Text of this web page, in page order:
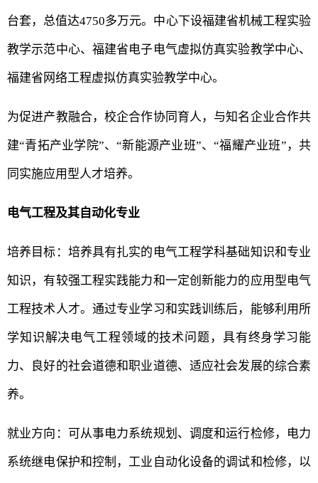
台套，总值达4750多万元。中心下设福建省机械工程实验
教学示范中心、福建省电子电气虚拟仿真实验教学中心、
福建省网络工程虚拟仿真实验教学中心。
为促进产教融合，校企合作协同育人，与知名企业合作共
建“青拓产业学院”、“新能源产业班”、“福耀产业班”，共
同实施应用型人才培养。
电气工程及其自动化专业
培养目标：培养具有扎实的电气工程学科基础知识和专业
知识，有较强工程实践能力和一定创新能力的应用型电气
工程技术人才。通过专业学习和实践训练后，能够利用所
学知识解决电气工程领域的技术问题，具有终身学习能
力、良好的社会道德和职业道德、适应社会发展的综合素
养。
就业方向：可从事电力系统规划、调度和运行检修，电力
系统继电保护和控制，工业自动化设备的调试和检修，以